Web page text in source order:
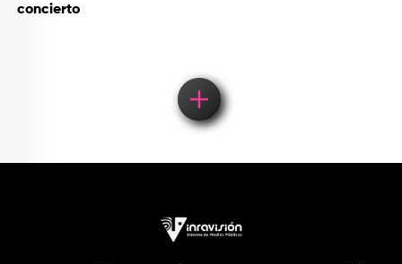
concierto